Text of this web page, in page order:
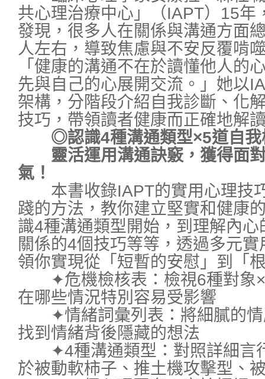
共心理治療中心」（IAPT）15年
發現，很多人在關係與溝通方面
人左右，導致焦慮與不安反覆啃
「健康的溝通不在於讀懂他人的
先與自己的心展開交流。」她以
架構，分階段介紹自我診斷、化
技巧，帶領讀者健康而正確地解
◎認識4種溝通類型×5道自我
靈活運用溝通訣竅，獲得面對
氣！
本書收錄IAPT的實用心理技
踐的方法，教你建立堅實和健康
識4種溝通類型開始，到理解內
關係的4個技巧等等，透過多元
領你實現從「短暫的安慰」到「
✦危機檢核表：檢視6種對象
在哪些情況特別容易受影響
✦情緒詞彙列表：將細膩的情
找到情緒背後隱藏的想法
✦4種溝通類型：對照詳細言
於被動軟柿子、推土機攻擊型、